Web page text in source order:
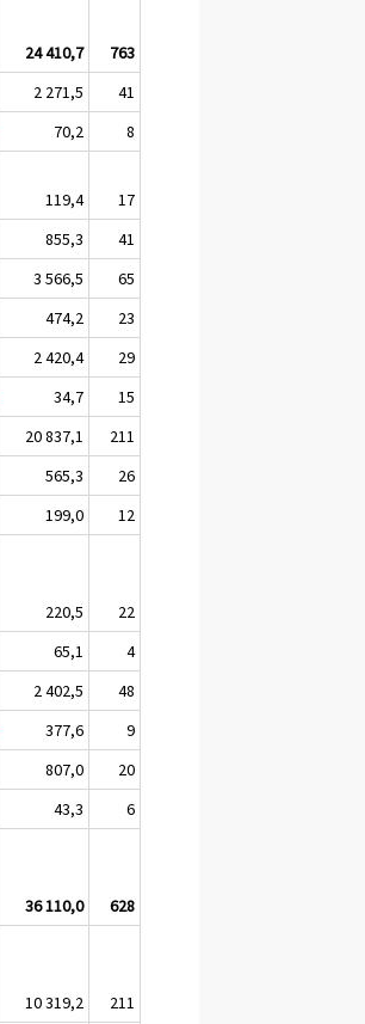
24 410,7
763
2 271,5
41
70,2
8
119,4
17
855,3
41
3 566,5
65
474,2
23
2 420,4
29
34,7
15
20 837,1
211
565,3
26
199,0
12
220,5
22
65,1
4
2 402,5
48
377,6
9
807,0
20
43,3
6
36 110,0
628
10 319,2
211